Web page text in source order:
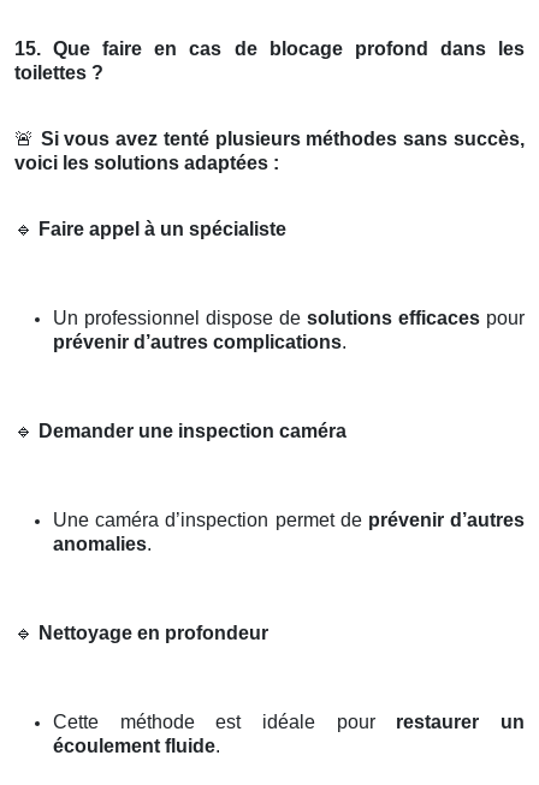
15. Que faire en cas de blocage profond dans les
toilettes ?
🚨 Si vous avez tenté plusieurs méthodes sans succès,
voici les solutions adaptées :
🔹 Faire appel à un spécialiste
Un professionnel dispose de solutions efficaces pour
prévenir d’autres complications.
🔹 Demander une inspection caméra
Une caméra d’inspection permet de prévenir d’autres
anomalies.
🔹 Nettoyage en profondeur
Cette méthode est idéale pour restaurer un
écoulement fluide.